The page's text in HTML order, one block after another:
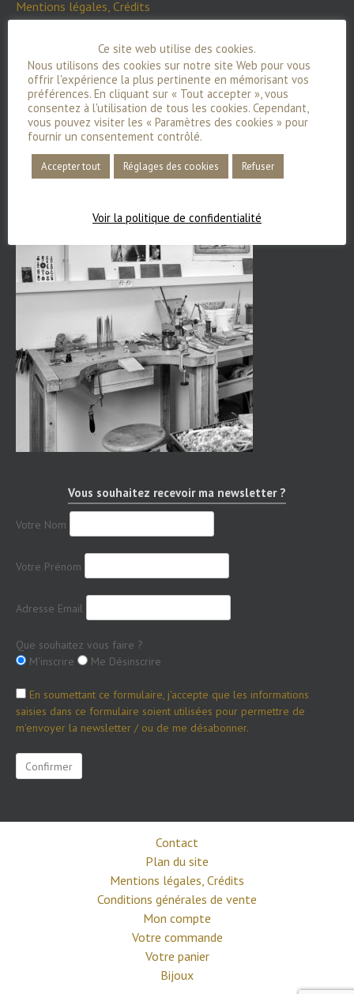
Mentions légales, Crédits
Mon compte
Votre commande
Votre panier
Bijoux
Vous souhaitez recevoir ma newsletter ?
Votre Nom
Votre Prénom
Adresse Email
Que souhaitez vous faire ?
M'inscrire
Me Désinscrire
En soumettant ce formulaire, j'accepte que les informations
saisies dans ce formulaire soient utilisées pour permettre de
m'envoyer la newsletter / ou de me désabonner.
Contact
Plan du site
Mentions légales, Crédits
Conditions générales de vente
Mon compte
Votre commande
Votre panier
Bijoux
Ce site web utilise des cookies.
Nous utilisons des cookies sur notre site Web pour vous
offrir l'expérience la plus pertinente en mémorisant vos
préférences. En cliquant sur « Tout accepter », vous
consentez à l'utilisation de tous les cookies. Cependant,
vous pouvez visiter les « Paramètres des cookies » pour
fournir un consentement contrôlé.
Accepter tout Réglages des cookies Refuser
Voir la politique de confidentialité